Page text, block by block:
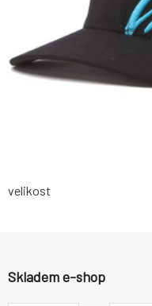
velikost
Skladem e-shop